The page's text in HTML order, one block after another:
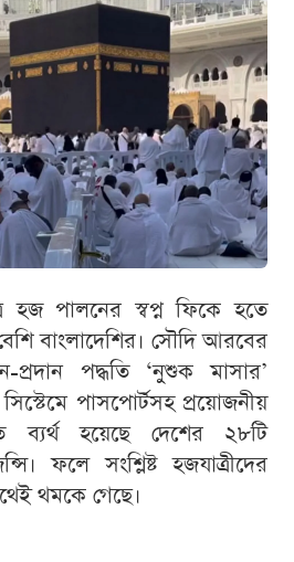
হজ পালনের স্বপ্ন ফিকে হতে
বাংলাদেশির। সৌদি আরবের
প্রদান পদ্ধতি ‘নুশুক মাসার’
পাসপোর্টসহ প্রয়োজনীয়
ব্যর্থ হয়েছে দেশের ২৮টি
ফলে সংশ্লিষ্ট হজযাত্রীদের
থমকে গেছে।